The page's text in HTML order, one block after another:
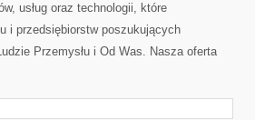
usług oraz technologii, które
i przedsiębiorstw poszukujących
Przemysłu i Od Was. Nasza oferta